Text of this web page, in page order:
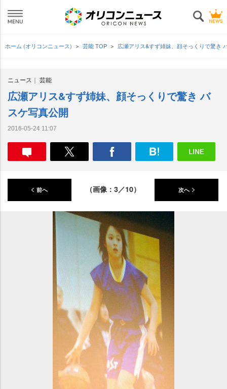
ホーム (オリコンニュース) 芸能 TOP 広瀬アリス&すず姉妹、顔そっくりで驚き
ニュース 芸能
広瀬アリス&すず姉妹、顔そっくりで驚き バ
スケ写真公開
2016-05-24 11:07
前へ （画像：3／10） 次へ